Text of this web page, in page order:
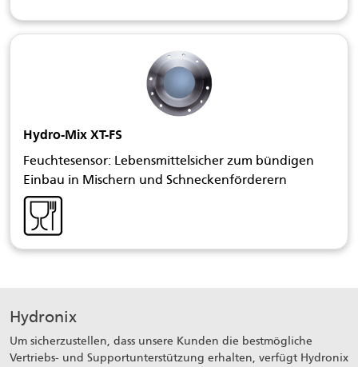
Hydro-Mix XT-FS
Feuchtesensor: Lebensmittelsicher zum bündigen
Einbau in Mischern und Schneckenförderern
Hydronix
Um sicherzustellen, dass unsere Kunden die bestmögliche
Vertriebs- und Supportunterstützung erhalten, verfügt Hydronix